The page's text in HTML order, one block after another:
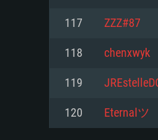
Network:
Disco: 23,1 GB
mínima
Network:
Disco: 21,5 GB
Vulkan (não
suportada: 720p.
Network:
Disco: 21,5 GB
117 ZZZ#87
118 chenxwyk
119
120 Eternalツ